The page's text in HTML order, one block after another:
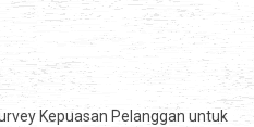
Kepuasan Pelanggan untuk